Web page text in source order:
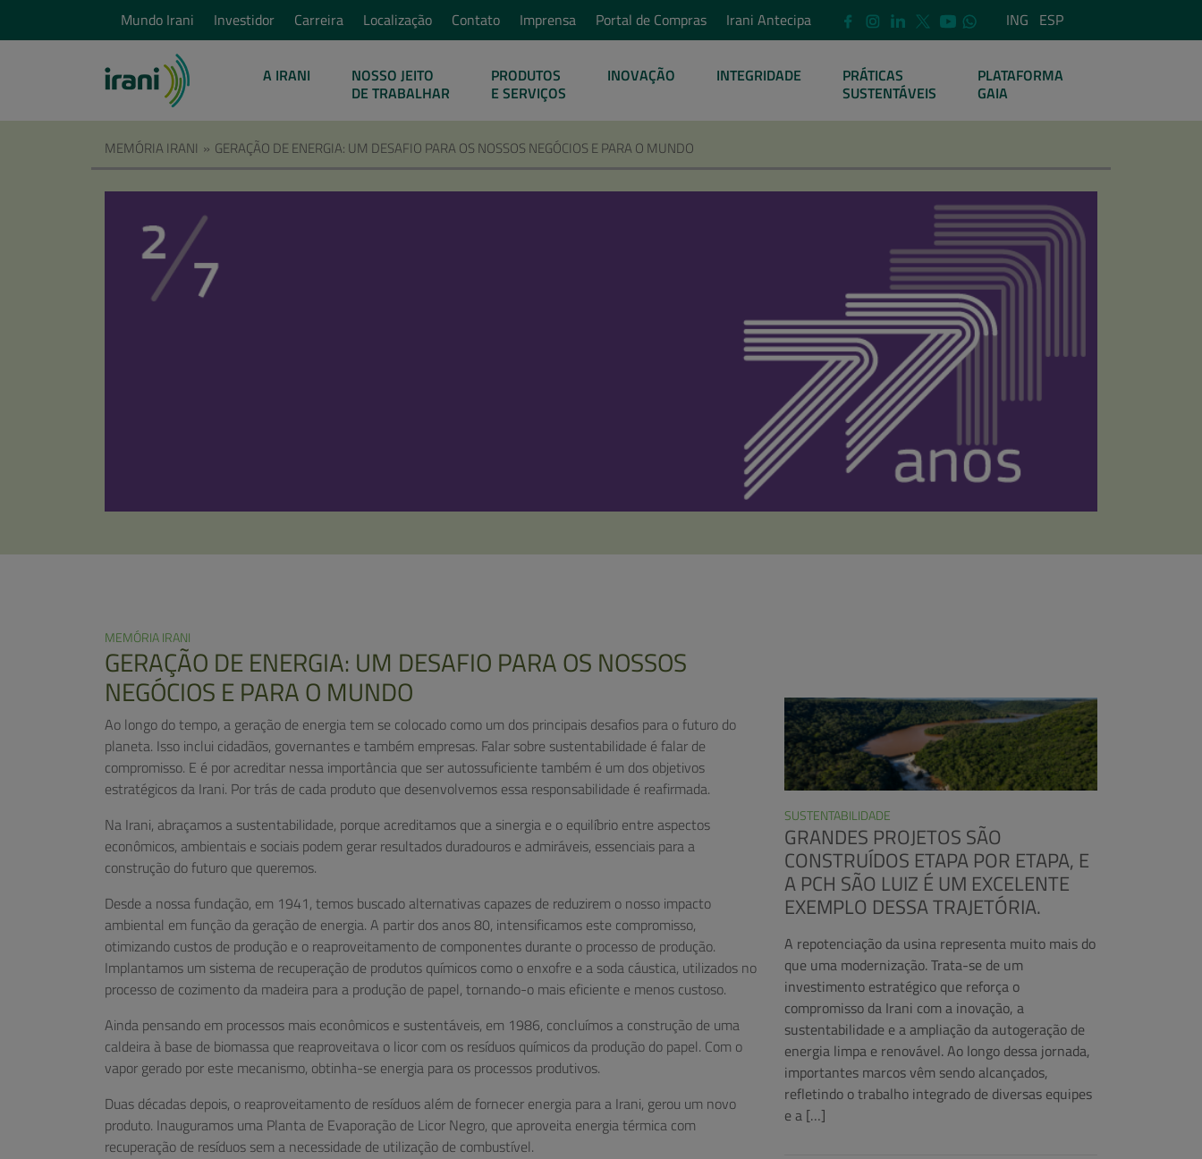
Mundo Irani Investidor Carreira Localização Contato Imprensa Portal de Compras Irani Antecipa ING ESP
A IRANI
NOSSO JEITO
DE TRABALHAR
PRODUTOS
E SERVIÇOS
INOVAÇÃO INTEGRIDADE
PRÁTICAS
SUSTENTÁVEIS
PLATAFORMA
GAIA
MEMÓRIA IRANI » GERAÇÃO DE ENERGIA: UM DESAFIO PARA OS NOSSOS NEGÓCIOS E PARA O MUNDO
MEMÓRIA IRANI
GERAÇÃO DE ENERGIA: UM DESAFIO PARA OS NOSSOS
NEGÓCIOS E PARA O MUNDO
Ao longo do tempo, a geração de energia tem se colocado como um dos principais desafios para o futuro do
planeta. Isso inclui cidadãos, governantes e também empresas. Falar sobre sustentabilidade é falar de
compromisso. E é por acreditar nessa importância que ser autossuficiente também é um dos objetivos
estratégicos da Irani. Por trás de cada produto que desenvolvemos essa responsabilidade é reafirmada.
Na Irani, abraçamos a sustentabilidade, porque acreditamos que a sinergia e o equilíbrio entre aspectos
econômicos, ambientais e sociais podem gerar resultados duradouros e admiráveis, essenciais para a
construção do futuro que queremos.
Desde a nossa fundação, em 1941, temos buscado alternativas capazes de reduzirem o nosso impacto
ambiental em função da geração de energia. A partir dos anos 80, intensificamos este compromisso,
otimizando custos de produção e o reaproveitamento de componentes durante o processo de produção.
Implantamos um sistema de recuperação de produtos químicos como o enxofre e a soda cáustica, utilizados no
processo de cozimento da madeira para a produção de papel, tornando-o mais eficiente e menos custoso.
Ainda pensando em processos mais econômicos e sustentáveis, em 1986, concluímos a construção de uma
caldeira à base de biomassa que reaproveitava o licor com os resíduos químicos da produção do papel. Com o
vapor gerado por este mecanismo, obtinha-se energia para os processos produtivos.
Duas décadas depois, o reaproveitamento de resíduos além de fornecer energia para a Irani, gerou um novo
produto. Inauguramos uma Planta de Evaporação de Licor Negro, que aproveita energia térmica com
recuperação de resíduos sem a necessidade de utilização de combustível.
SUSTENTABILIDADE
GRANDES PROJETOS SÃO
CONSTRUÍDOS ETAPA POR ETAPA, E
A PCH SÃO LUIZ É UM EXCELENTE
EXEMPLO DESSA TRAJETÓRIA.
A repotenciação da usina representa muito mais do
que uma modernização. Trata-se de um
investimento estratégico que reforça o
compromisso da Irani com a inovação, a
sustentabilidade e a ampliação da autogeração de
energia limpa e renovável. Ao longo dessa jornada,
importantes marcos vêm sendo alcançados,
refletindo o trabalho integrado de diversas equipes
e a […]